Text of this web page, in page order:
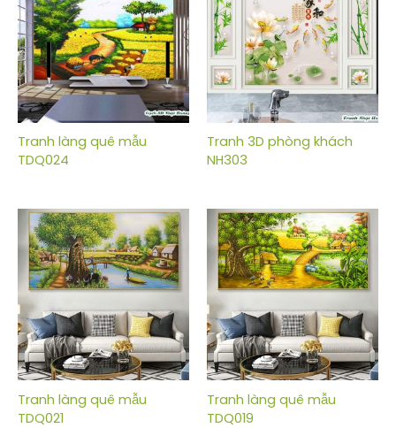
Tranh làng quê mẫu
TDQ024
Tranh 3D phòng khách
NH303
Tranh làng quê mẫu
TDQ021
Tranh làng quê mẫu
TDQ019